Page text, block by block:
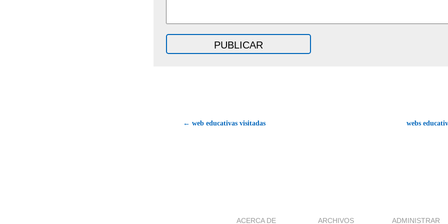
← web educativas visitadas webs
ACERCA DE ARCHIVOS ADMINISTRAR